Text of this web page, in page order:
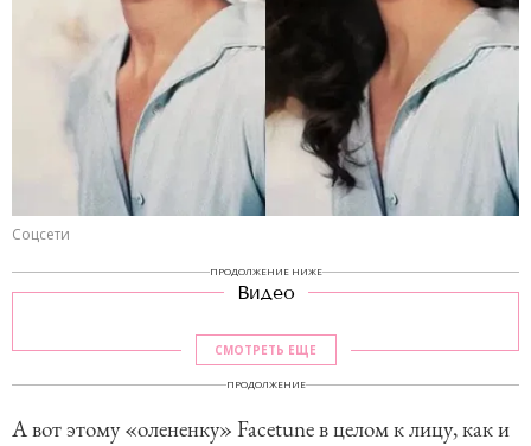
Соцсети
ПРОДОЛЖЕНИЕ НИЖЕ
Видео
СМОТРЕТЬ ЕЩЕ
ПРОДОЛЖЕНИЕ
А вот этому «олененку» Facetune в целом к лицу, как и